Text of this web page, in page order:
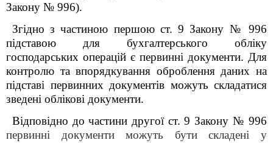
Закону № 996).
Згідно з частиною першою ст. 9 Закону № 996
підставою для бухгалтерського обліку
господарських операцій є первинні документи. Для
контролю та впорядкування оброблення даних на
підставі первинних документів можуть складатися
зведені облікові документи.
Відповідно до частини другої ст. 9 Закону № 996
первинні документи можуть бути складені у